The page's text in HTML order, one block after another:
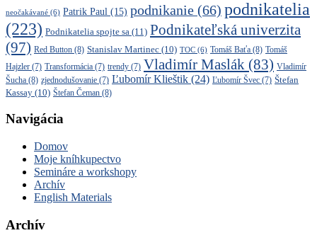
neočakávané (6) Patrik Paul (15) podnikanie (66) podnikatelia
(223) Podnikatelia spojte sa (11) Podnikateľská univerzita
(97) Red Button (8) Stanislav Martinec (10) TOC (6) Tomáš Baťa (8) Tomáš
Hajzler (7) Transformácia (7) trendy (7) Vladimír Maslák (83) Vladimír
Šucha (8) zjednodušovanie (7) Ľubomír Klieštik (24) Ľubomír Švec (7) Štefan
Kassay (10) Štefan Čeman (8)
Navigácia
Domov
Moje kníhkupectvo
Semináre a workshopy
Archív
English Materials
Archív